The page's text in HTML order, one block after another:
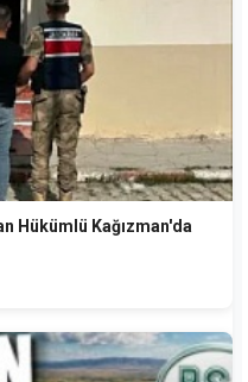
Hükümlü Kağızman'da